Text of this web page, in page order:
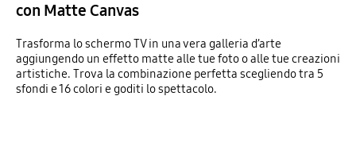
con Matte Canvas
Trasforma lo schermo TV in una vera galleria d’arte
aggiungendo un effetto matte alle tue foto o alle tue creazioni
artistiche. Trova la combinazione perfetta scegliendo tra 5
sfondi e 16 colori e goditi lo spettacolo.